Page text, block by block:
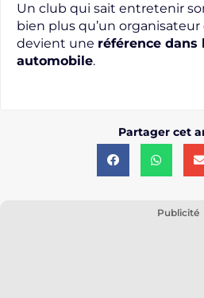
Un club qui sait entretenir
bien plus qu’un organisateur
devient une référence dans
automobile.
Partager cet
Publicité